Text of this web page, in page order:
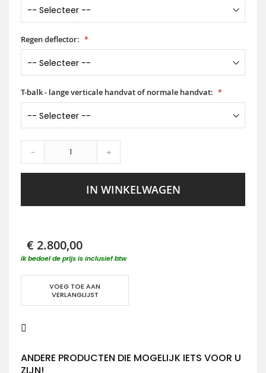
Regen deflector:
T-balk - lange verticale handvat of normale handvat:
- +
IN WINKELWAGEN
€ 2.800,00
ik bedoel de prijs is inclusief btw
VOEG TOE AAN
VERLANGLIJST
ANDERE PRODUCTEN DIE MOGELIJK IETS VOOR U